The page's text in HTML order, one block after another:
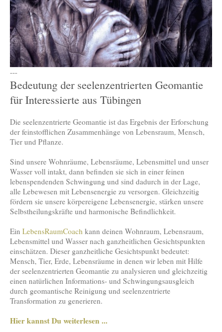
---
Bedeutung der seelenzentrierten Geomantie
für Interessierte aus Tübingen
Die seelenzentrierte Geomantie ist das Ergebnis der Erforschung
der feinstofflichen Zusammenhänge von Lebensraum, Mensch,
Tier und Pflanze.
Sind unsere Wohnräume, Lebensräume, Lebensmittel und unser
Wasser voll intakt, dann befinden sie sich in einer feinen
lebenspendenden Schwingung und sind dadurch in der Lage,
alle Lebewesen mit Lebensenergie zu versorgen. Gleichzeitig
fördern sie unsere körpereigene Lebensenergie, stärken unsere
Selbstheilungskräfte und harmonische Befindlichkeit.
Ein LebensRaumCoach kann deinen Wohnraum, Lebensraum,
Lebensmittel und Wasser nach ganzheitlichen Gesichtspunkten
einschätzen. Dieser ganzheitliche Gesichtspunkt bedeutet:
Mensch, Tier, Erde, Lebensräume in denen wir leben mit Hilfe
der seelenzentrierten Geomantie zu analysieren und gleichzeitig
einen natürlichen Informations- und Schwingungsausgleich
durch geomantische Reinigung und seelenzentrierte
Transformation zu generieren.
Hier kannst Du weiterlesen ...